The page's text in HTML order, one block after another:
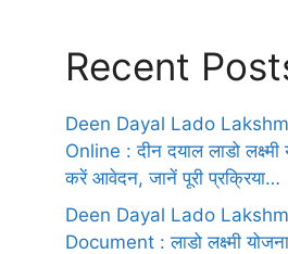
Recent
Deen Dayal Lado
Online : दीन दयाल लाडो लक्ष्मी
करें आवेदन, जानें पूरी प्रक्रिया…
Deen Dayal Lado
Document : लाडो लक्ष्मी